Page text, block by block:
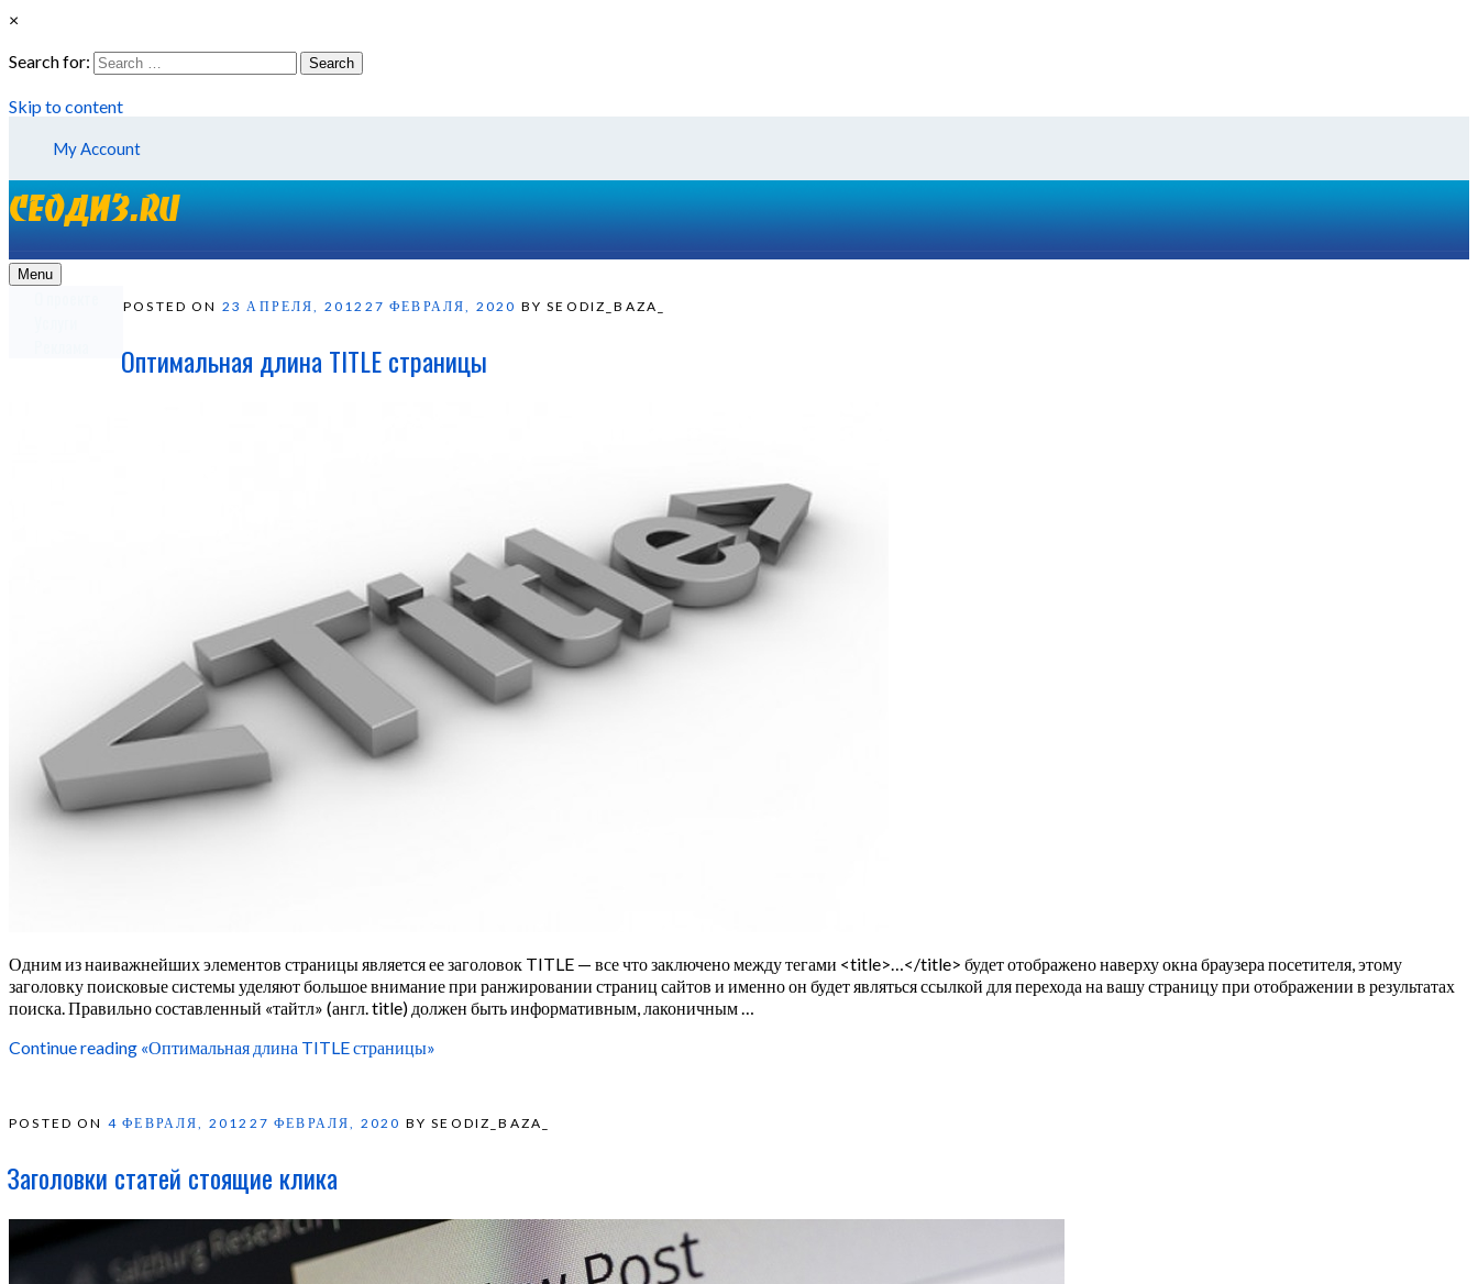
×
Search for:
Search
Skip to content
My Account
Menu
POSTED ON 23 АПРЕЛЯ, 2012 27 ФЕВРАЛЯ, 2020 BY SEODIZ_BAZA_
Оптимальная длина TITLE страницы
Одним из наиважнейших элементов страницы является ее заголовок TITLE — все что заключено между тегами <title>…</title> будет отображено наверху окна браузера посетителя, этому
заголовку поисковые системы уделяют большое внимание при ранжировании страниц сайтов и именно он будет являться ссылкой для перехода на вашу страницу при отображении в результатах
поиска. Правильно составленный «тайтл» (англ. title) должен быть информативным, лаконичным …
Continue reading «Оптимальная длина TITLE страницы»
POSTED ON 4 ФЕВРАЛЯ, 2012 27 ФЕВРАЛЯ, 2020 BY SEODIZ_BAZA_
Заголовки статей стоящие клика